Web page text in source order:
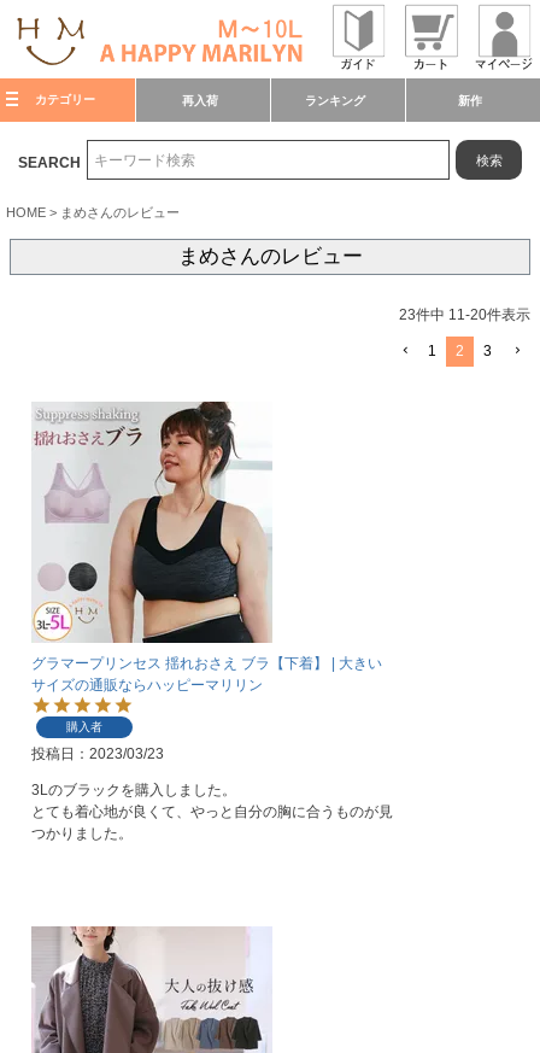
カテゴリー 再入荷 ランキング 新作
SEARCH 検索
HOME まめさんのレビュー
まめさんのレビュー
23件中 11-20件表示
1 2 3
グラマープリンセス 揺れおさえ ブラ【下着】 | 大きい
サイズの通販ならハッピーマリリン
購入者
投稿日 2023/03/23
3Lのブラックを購入しました。
とても着心地が良くて、やっと自分の胸に合うものが見
つかりました。